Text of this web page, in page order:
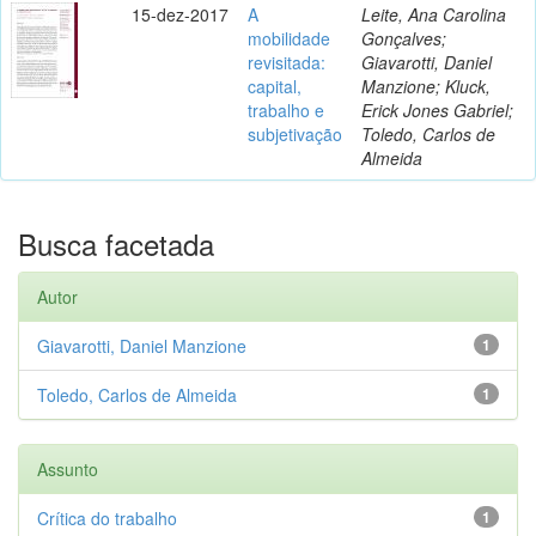
15-dez-2017
A
mobilidade
revisitada:
capital,
trabalho e
subjetivação
Leite, Ana Carolina
Gonçalves;
Giavarotti, Daniel
Manzione; Kluck,
Erick Jones Gabriel;
Toledo, Carlos de
Almeida
Busca facetada
Autor
1
Giavarotti, Daniel Manzione
1
Toledo, Carlos de Almeida
Assunto
1
Crítica do trabalho